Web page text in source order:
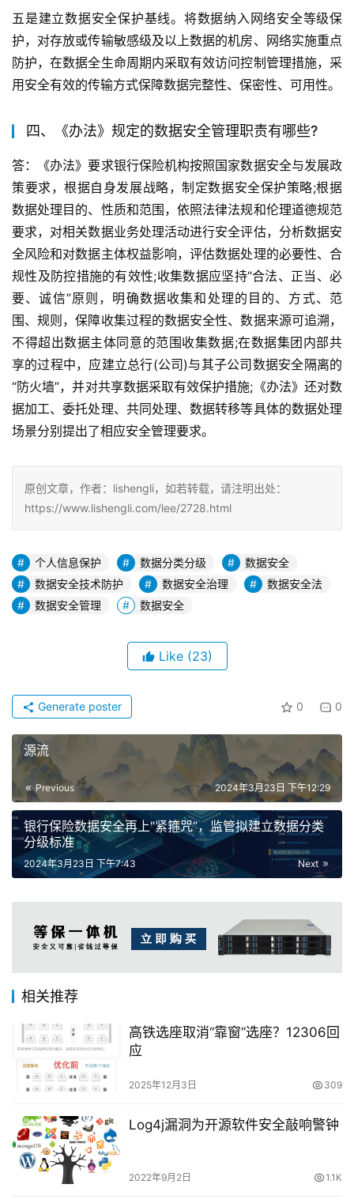
五是建立数据安全保护基线。将数据纳入网络安全等级保
护，对存放或传输敏感级及以上数据的机房、网络实施重点
防护，在数据全生命周期内采取有效访问控制管理措施，采
用安全有效的传输方式保障数据完整性、保密性、可用性。
四、《办法》规定的数据安全管理职责有哪些?
答：《办法》要求银行保险机构按照国家数据安全与发展政
策要求，根据自身发展战略，制定数据安全保护策略;根据
数据处理目的、性质和范围，依照法律法规和伦理道德规范
要求，对相关数据业务处理活动进行安全评估，分析数据安
全风险和对数据主体权益影响，评估数据处理的必要性、合
规性及防控措施的有效性;收集数据应坚持“合法、正当、必
要、诚信”原则，明确数据收集和处理的目的、方式、范
围、规则，保障收集过程的数据安全性、数据来源可追溯，
不得超出数据主体同意的范围收集数据;在数据集团内部共
享的过程中，应建立总行(公司)与其子公司数据安全隔离的
“防火墙”，并对共享数据采取有效保护措施;《办法》还对数
据加工、委托处理、共同处理、数据转移等具体的数据处理
场景分别提出了相应安全管理要求。
原创文章，作者：lishengli，如若转载，请注明出处：
https://www.lishengli.com/lee/2728.html
个人信息保护 数据分类分级
数据安全
数据安全技术防护
数据安全治理
数据安全法
数据安全管理
数据安全
Like (23)
0 0
Generate poster
源流
Previous 2024年3月23日 下午12:29
银行保险数据安全再上“紧箍咒”，监管拟建立数据分类
分级标准
Next
2024年3月23日 下午7:43
相关推荐
高铁选座取消“靠窗”选座？12306回
应
2025年12月3日 309
Log4j漏洞为开源软件安全敲响警钟
2022年9月2日 1.1K